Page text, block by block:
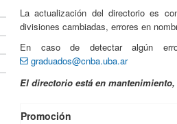
La actualización del directorio es
divisiones cambiadas, errores en
En caso de detectar algún
graduados@cnba.uba.ar
El directorio está en
Promoción